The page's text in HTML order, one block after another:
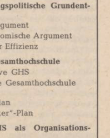
Lightbox
öffnen